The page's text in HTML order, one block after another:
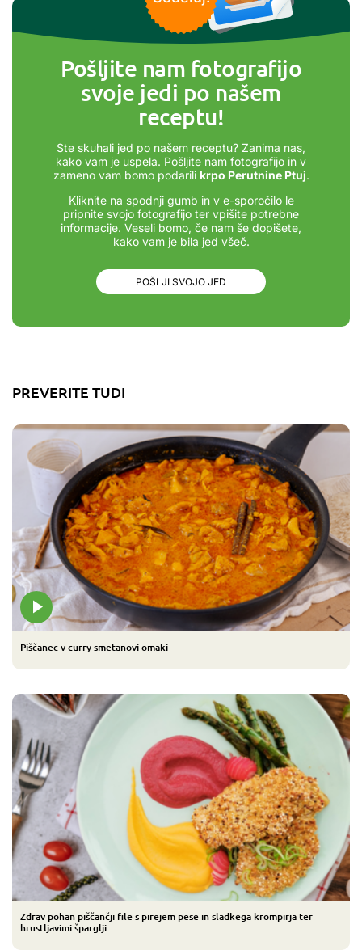
Pošljite nam fotografijo
svoje jedi po našem
receptu!
Ste skuhali jed po našem receptu? Zanima nas,
kako vam je uspela. Pošljite nam fotografijo in v
zameno vam bomo podarili krpo Perutnine Ptuj.
Kliknite na spodnji gumb in v e-sporočilo le
pripnite svojo fotografijo ter vpišite potrebne
informacije. Veseli bomo, če nam še dopišete,
kako vam je bila jed všeč.
POŠLJI SVOJO JED
PREVERITE TUDI
Piščanec v curry smetanovi omaki
Zdrav pohan piščančji file s pirejem pese in sladkega krompirja ter
hrustljavimi šparglji